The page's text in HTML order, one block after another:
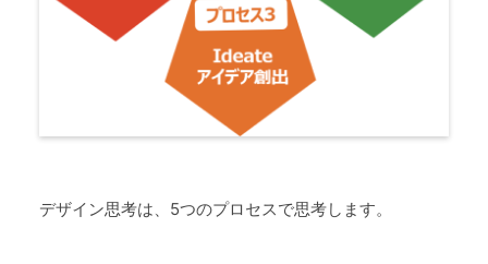
デザイン思考は、5つのプロセスで思考します。